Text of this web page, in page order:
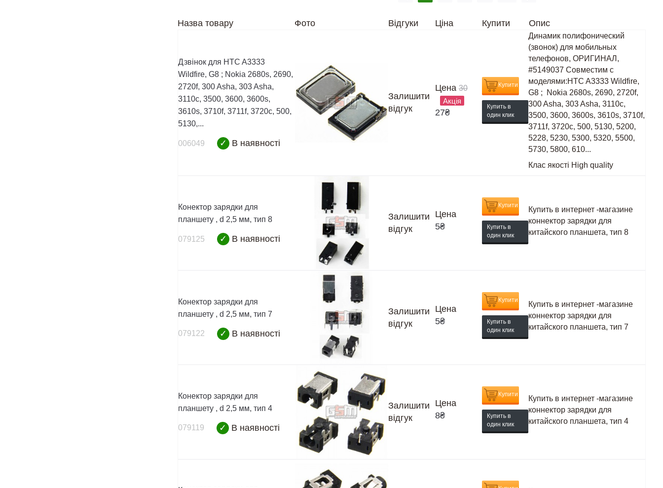
Назва товару Фото Відгуки Ціна Купити Опис
Дзвінок для HTC A3333
Wildfire, G8 ; Nokia 2680s, 2690,
2720f, 300 Asha, 303 Asha,
3110c, 3500, 3600, 3600s,
3610s, 3710f, 3711f, 3720c, 500,
5130,...
006049 ✓ В наявності
Залишити
відгук
Цена 30
Акція
27₴
Купити
Купить в
один клик
Динамик полифонический
(звонок) для мобильных
телефонов, ОРИГИНАЛ,
#5149037 Совместим с
моделями:HTC A3333 Wildfire,
G8 ; Nokia 2680s, 2690, 2720f,
300 Asha, 303 Asha, 3110c,
3500, 3600, 3600s, 3610s, 3710f,
3711f, 3720c, 500, 5130, 5200,
5228, 5230, 5300, 5320, 5500,
5730, 5800, 610...
Клас якості High quality
Конектор зарядки для
планшету , d 2,5 мм, тип 8
079125 ✓ В наявності
Залишити
відгук
Цена
5₴
Купити
Купить в
один клик
Купить в интернет -магазине
коннектор зарядки для
китайского планшета, тип 8
Конектор зарядки для
планшету , d 2,5 мм, тип 7
079122 ✓ В наявності
Залишити
відгук
Цена
5₴
Купити
Купить в
один клик
Купить в интернет -магазине
коннектор зарядки для
китайского планшета, тип 7
Конектор зарядки для
планшету , d 2,5 мм, тип 4
079119 ✓ В наявності
Залишити
відгук
Цена
8₴
Купити
Купить в
один клик
Купить в интернет -магазине
коннектор зарядки для
китайского планшета, тип 4